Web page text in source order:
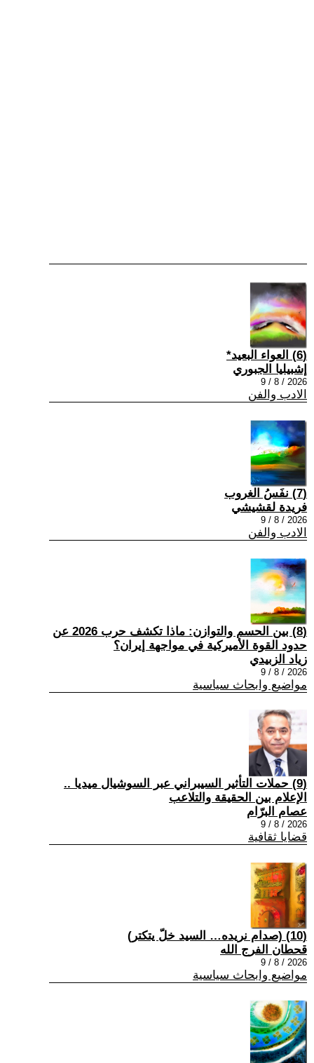
(6) العواء البعيد*
إشبيليا الجبوري
2026 / 8 / 9
الادب والفن
(7) نفَسُ الغروب
فريدة لقشيشي
2026 / 8 / 9
الادب والفن
(8) بين الحسم والتوازن: ماذا تكشف حرب 2026 عن
حدود القوة الأميركية في مواجهة إيران؟
زياد الزبيدي
2026 / 8 / 9
مواضيع وابحاث سياسية
(9) حملات التأثير السيبراني عبر السوشيال ميديا ..
الإعلام بين الحقيقة والتلاعب
عصام البرّام
2026 / 8 / 9
قضايا ثقافية
(10) (صدام نريده… السيد خلّ يتكتر)
قحطان الفرج الله
2026 / 8 / 9
مواضيع وابحاث سياسية